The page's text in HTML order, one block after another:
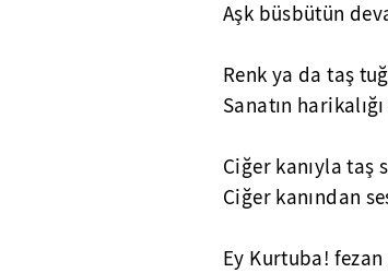
Aşk büsbütün
Renk ya da taş
Sanatın
Ciğer kanıyla taş
Ciğer kanından
Ey Kurtuba! fezan